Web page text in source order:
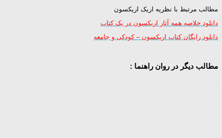
مطالب مرتبط با نظریه اریک اریکسون
دانلود خلاصه همه آثار اریکسون در یک کتاب
دانلود رایگان کتاب اریکسون – کودکی و جامعه
مطالب دیگر در روان راهنما :